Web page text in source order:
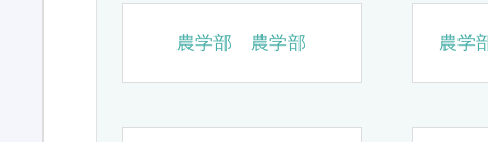
農学部 農学部 農学